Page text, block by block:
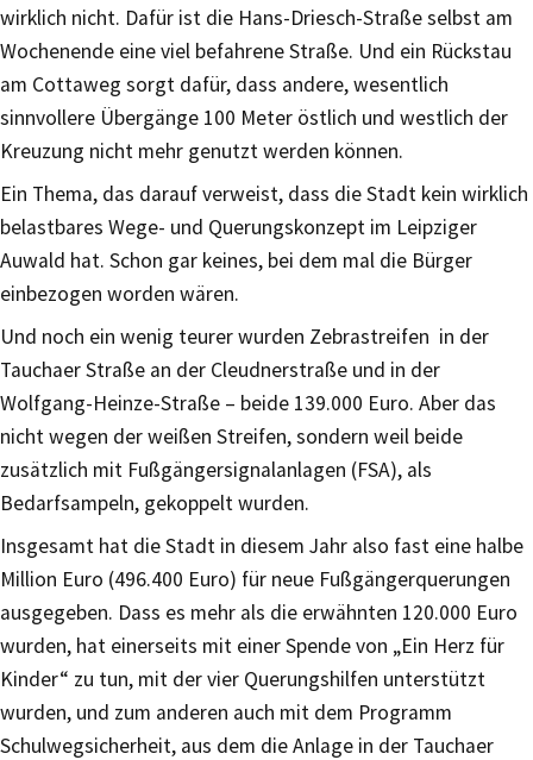
wirklich nicht. Dafür ist die Hans-Driesch-Straße selbst am
Wochenende eine viel befahrene Straße. Und ein Rückstau
am Cottaweg sorgt dafür, dass andere, wesentlich
sinnvollere Übergänge 100 Meter östlich und westlich der
Kreuzung nicht mehr genutzt werden können.
Ein Thema, das darauf verweist, dass die Stadt kein wirklich
belastbares Wege- und Querungskonzept im Leipziger
Auwald hat. Schon gar keines, bei dem mal die Bürger
einbezogen worden wären.
Und noch ein wenig teurer wurden Zebrastreifen in der
Tauchaer Straße an der Cleudnerstraße und in der
Wolfgang-Heinze-Straße – beide 139.000 Euro. Aber das
nicht wegen der weißen Streifen, sondern weil beide
zusätzlich mit Fußgängersignalanlagen (FSA), als
Bedarfsampeln, gekoppelt wurden.
Insgesamt hat die Stadt in diesem Jahr also fast eine halbe
Million Euro (496.400 Euro) für neue Fußgängerquerungen
ausgegeben. Dass es mehr als die erwähnten 120.000 Euro
wurden, hat einerseits mit einer Spende von „Ein Herz für
Kinder“ zu tun, mit der vier Querungshilfen unterstützt
wurden, und zum anderen auch mit dem Programm
Schulwegsicherheit, aus dem die Anlage in der Tauchaer